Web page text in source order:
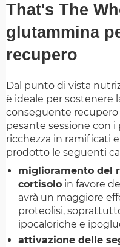
That's The
glutammina
recupero
Dal punto di vista
è ideale per sostenere
conseguente
pesante sessione con
ricchezza in ramificati
prodotto le seguenti
miglioramento del
cortisolo in favore
avrà un maggiore
proteolisi,
ipocaloriche e
attivazione delle